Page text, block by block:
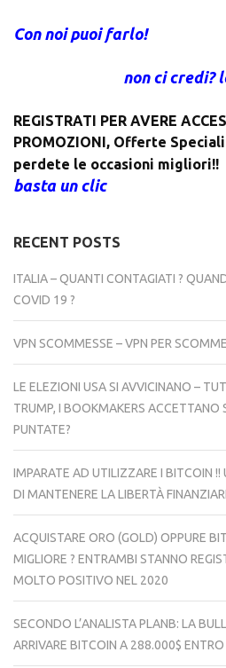
Con noi puoi farlo!
non ci credi?
REGISTRATI PER AVERE
PROMOZIONI, Offerte
perdete le occasioni migliori!!
basta un clic
RECENT POSTS
ITALIA – QUANTI CONTAGIATI ?
COVID 19 ?
VPN SCOMMESSE – VPN PER
LE ELEZIONI USA SI AVVICINANO –
TRUMP, I BOOKMAKERS ACCETTANO
PUNTATE?
IMPARATE AD UTILIZZARE I BITCOIN !!
DI MANTENERE LA LIBERTÀ
ACQUISTARE ORO (GOLD) OPPURE
MIGLIORE ? ENTRAMBI STANNO
MOLTO POSITIVO NEL 2020
SECONDO L’ANALISTA PLANB: LA
ARRIVARE BITCOIN A 288.000$ ENTRO